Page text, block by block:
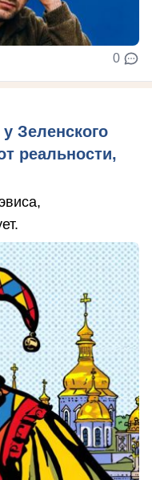
0
Зеленского
реальности,